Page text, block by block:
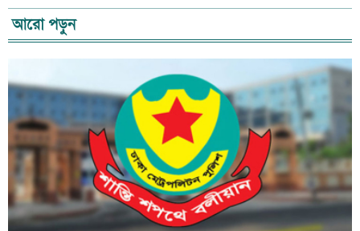
আরো পড়ুন